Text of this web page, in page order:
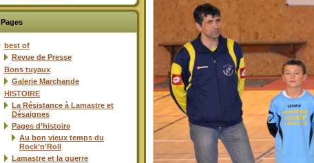
Pages
best of
Revue de Presse
Bons tuyaux
Galerie Marchande
HISTOIRE
La Résistance à Lamastre et
Désaignes
Pages d’histoire
Au bon vieux temps du
Rock’n’Roll
Lamastre et la guerre